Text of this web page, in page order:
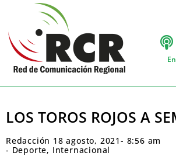
LOS TOROS ROJOS A
Redacción 18 agosto, 2021- 8:56 am
- Deporte, Internacional